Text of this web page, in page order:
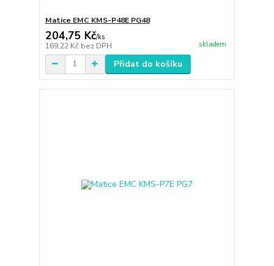
Matice EMC KMS-P48E PG48
204,75 Kč/ks
169,22 Kč bez DPH skladem
Přidat do košíku